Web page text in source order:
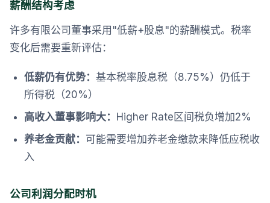
薪酬结构考虑
许多有限公司董事采用"低薪+股息"的薪酬模式。税率
变化后需要重新评估：
低薪仍有优势： 基本税率股息税（8.75%）仍低于
所得税（20%）
高收入董事影响大： Higher Rate区间税负增加2%
养老金贡献： 可能需要增加养老金缴款来降低应税收
入
公司利润分配时机